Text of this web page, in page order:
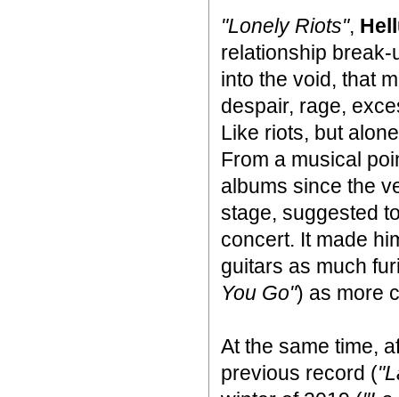
"Lonely Riots",
relationship break-
into the void, that
despair, rage,
Like riots, but
From a musical
albums since the
stage, suggested
concert. It made
guitars as much
You Go") as more
At the same time,
previous record (